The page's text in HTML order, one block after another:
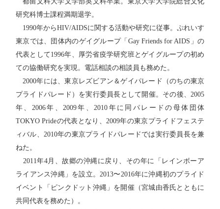
研究科博士課程満期退学。
1990年からHIV/AIDSに関する活動や研究に従事。ぷれいす
東京では、団体内のゲイグループ「Gay Friends for AIDS」の
代表として1996年、厚労省疫学研究班とゲイグループの初め
ての協働研究を実現。電話相談の相談員も務めた。
2000年には、東京レズビアン＆ゲイパレード（のちの東京
プライドパレード）を実行委員長として開催。その後、2005
年、2006年、2009年、2010年に同パレードの母体団体
TOKYO Prideの代表となり、2009年の東京プライドフェステ
ィバル、2010年の東京プライドパレードでは実行委員長を兼
ねた。
2011年4月、故郷の沖縄に戻り、その年に「レインボーア
ライアンス沖縄」を設立。2013〜2016年に沖縄初のプライド
イベント「ピンクドット沖縄」を開催（宮城由香氏とともに
共同代表を務めた）。